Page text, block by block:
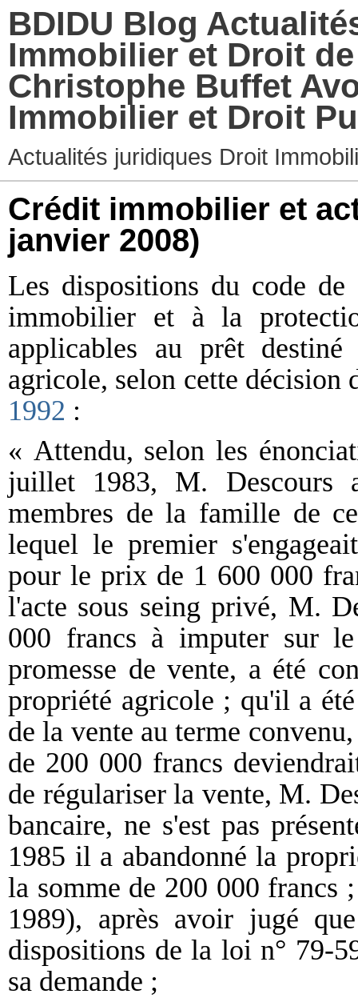
BDIDU Blog
Immobilier et Droit
Christophe Buffet
Immobilier et Droit
Actualités juridiques Droit
Crédit immobilier et
janvier 2008)
Les dispositions du code
immobilier et à la
applicables au prêt
agricole, selon cette décision
1992 :
« Attendu, selon les
juillet 1983, M. Descours
membres de la famille de
lequel le premier
pour le prix de 1 600 000
l'acte sous seing privé, M.
000 francs à imputer sur
promesse de vente, a été
propriété agricole ; qu'il a
de la vente au terme
de 200 000 francs
de régulariser la vente, M.
bancaire, ne s'est pas
1985 il a abandonné la
la somme de 200 000 francs
1989), après avoir jugé
dispositions de la loi n° 79-
sa demande ;